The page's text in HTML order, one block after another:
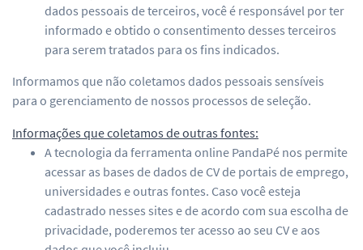
dados pessoais de terceiros, você é responsável por ter
informado e obtido o consentimento desses terceiros
para serem tratados para os fins indicados.
Informamos que não coletamos dados pessoais sensíveis
para o gerenciamento de nossos processos de seleção.
Informações que coletamos de outras fontes:
A tecnologia da ferramenta online PandaPé nos permite
acessar as bases de dados de CV de portais de emprego,
universidades e outras fontes. Caso você esteja
cadastrado nesses sites e de acordo com sua escolha de
privacidade, poderemos ter acesso ao seu CV e aos